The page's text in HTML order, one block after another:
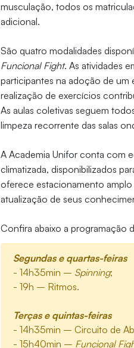
musculação, todos os
adicional.
São quatro modalidades
Funcional Fight. As atividades
participantes na adoção de um
realização de exercícios
As aulas coletivas seguem
limpeza recorrente das salas
A Academia Unifor conta com
climatizada, disponibilizados
oferece estacionamento
atualização de seus
Confira abaixo a programação
Segundas e quartas-feiras
- 14h35min – Spinning;
- 19h – Ritmos.
Terças e quintas-feiras
- 14h35min – Circuito de
- 15h40min – Funcional